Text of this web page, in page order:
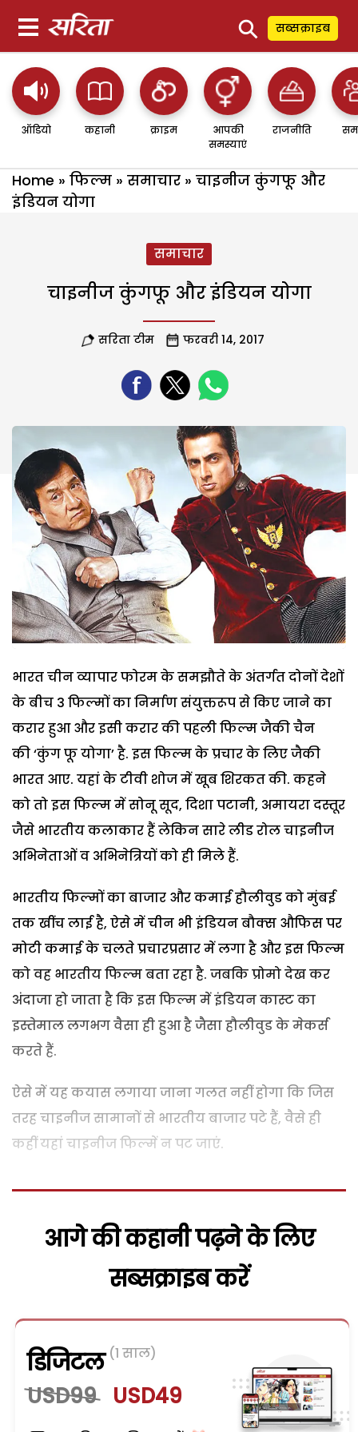
⚲ सब्सक्राइब
ऑडियो कहानी क्राइम
आपकी
समस्याएं
राजनीति
Home » फिल्म » समाचार » चाइनीज कुंगफू और
इंडियन योगा
समाचार
चाइनीज कुंगफू और इंडियन योगा
सरिता टीम फरवरी 14, 2017
भारत चीन व्यापार फोरम के समझौते के अंतर्गत दोनों देशों
के बीच 3 फिल्मों का निर्माण संयुक्तरूप से किए जाने का
करार हुआ और इसी करार की पहली फिल्म जैकी चैन
की ‘कुंग फू योगा’ है. इस फिल्म के प्रचार के लिए जैकी
भारत आए. यहां के टीवी शोज में खूब शिरकत की. कहने
को तो इस फिल्म में सोनू सूद, दिशा पटानी, अमायरा दस्तूर
जैसे भारतीय कलाकार हैं लेकिन सारे लीड रोल चाइनीज
अभिनेताओं व अभिनेत्रियों को ही मिले हैं.
भारतीय फिल्मों का बाजार और कमाई हौलीवुड को मुंबई
तक खींच लाई है, ऐसे में चीन भी इंडियन बौक्स औफिस पर
मोटी कमाई के चलते प्रचारप्रसार में लगा है और इस फिल्म
को वह भारतीय फिल्म बता रहा है. जबकि प्रोमो देख कर
अंदाजा हो जाता है कि इस फिल्म में इंडियन कास्ट का
इस्तेमाल लगभग वैसा ही हुआ है जैसा हौलीवुड के मेकर्स
करते हैं.
ऐसे में यह कयास लगाया जाना गलत नहीं होगा कि जिस
तरह चाइनीज सामानों से भारतीय बाजार पटे हैं, वैसे ही
कहीं यहां चाइनीज फिल्में न पट जाएं.
आगे की कहानी पढ़ने के लिए
सब्सक्राइब करें
डिजिटल (1 साल)
USD99 USD49